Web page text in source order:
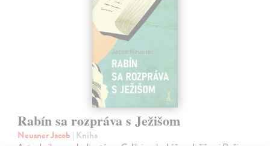
Rabín sa rozpráva s Ježišom
Neusner Jacob | Kniha